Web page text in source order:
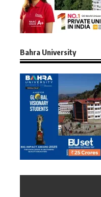
Bahra University